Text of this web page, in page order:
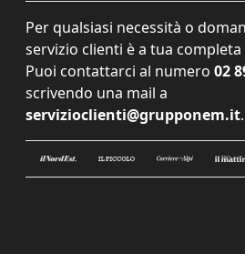
Per qualsiasi necessità o
servizio clienti è a tua
Puoi contattarci al numero 02
scrivendo una mail a
servizioclienti@grupponem.it.